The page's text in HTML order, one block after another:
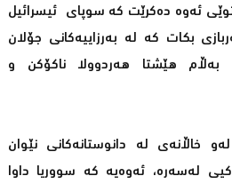
ئەوە دەكرێت كە سوپای ئیسرائیل
سەربازی بكات كە لە بەرزاییەكانی جۆلان
هێشتا هەردوولا ناكۆكن و
خاڵانەی لە دانوستانەكانی نێوان
لەسەرە، ئەوەیە كە سووریا داوا